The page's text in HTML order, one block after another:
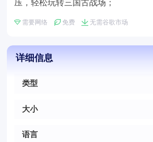
压，轻松玩转三国古战场；
需要网络 免费 无需谷歌市场
详细信息
类型
大小
语言